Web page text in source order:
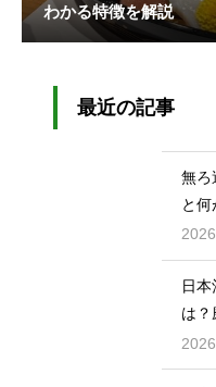
わかる特徴を解説
最近の記事
無ろ
と
日
は？
の差